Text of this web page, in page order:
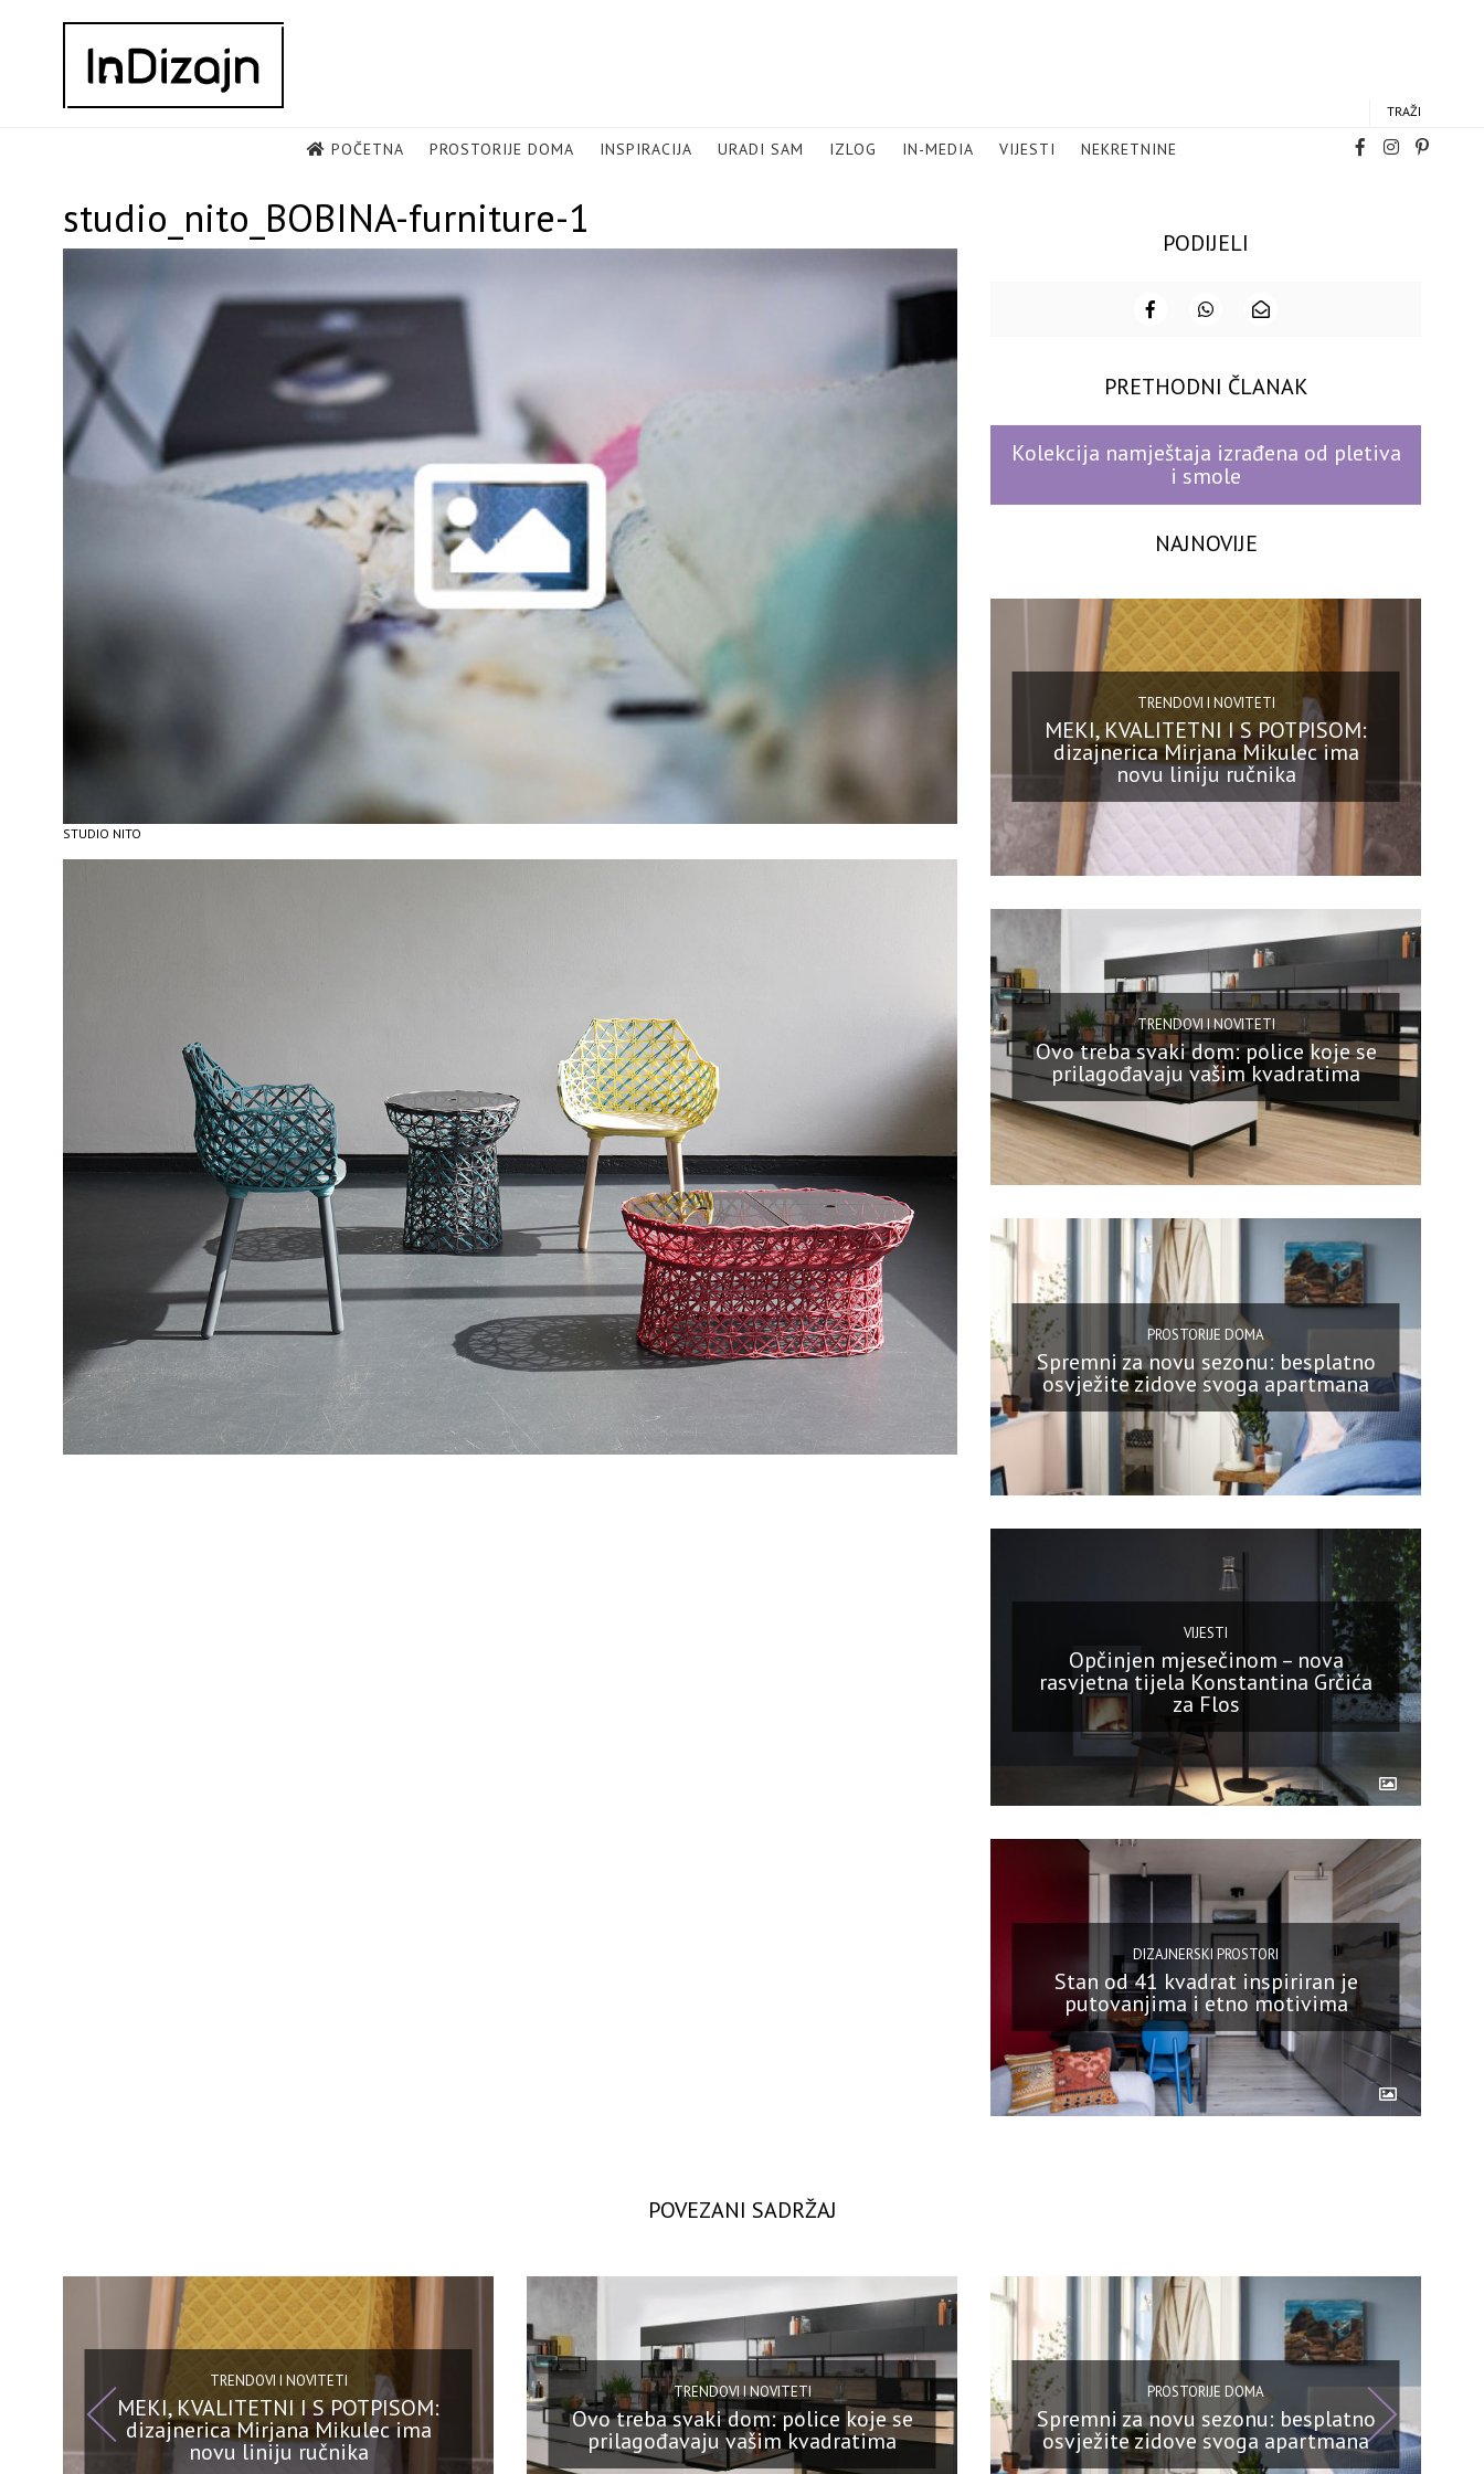
TRAŽI
POČETNA PROSTORIJE DOMA INSPIRACIJA URADI SAM IZLOG IN-MEDIA VIJESTI NEKRETNINE
studio_nito_BOBINA-furniture-1
STUDIO NITO
PODIJELI
PRETHODNI ČLANAK
Kolekcija namještaja izrađena od pletiva
i smole
NAJNOVIJE
TRENDOVI I NOVITETI
MEKI, KVALITETNI I S POTPISOM:
dizajnerica Mirjana Mikulec ima
novu liniju ručnika
TRENDOVI I NOVITETI
Ovo treba svaki dom: police koje se
prilagođavaju vašim kvadratima
PROSTORIJE DOMA
Spremni za novu sezonu: besplatno
osvježite zidove svoga apartmana
VIJESTI
Opčinjen mjesečinom – nova
rasvjetna tijela Konstantina Grčića
za Flos
DIZAJNERSKI PROSTORI
Stan od 41 kvadrat inspiriran je
putovanjima i etno motivima
POVEZANI SADRŽAJ
TRENDOVI I NOVITETI
MEKI, KVALITETNI I S POTPISOM:
dizajnerica Mirjana Mikulec ima
novu liniju ručnika
TRENDOVI I NOVITETI
Ovo treba svaki dom: police koje se
prilagođavaju vašim kvadratima
PROSTORIJE DOMA
Spremni za novu sezonu: besplatno
osvježite zidove svoga apartmana